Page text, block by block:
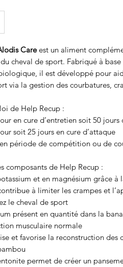
Careest un aliment
cheval de sport. Fabriqué à base
il est développé pour
via la gestion des courbatures,
de Help Recup :
en cure d’entretien soit 50 jours
soit 25 jours en cure d’attaque
période de compétition ou de
composants de Help Recup :
et en magnésium grâce à
à limiter les crampes et
le cheval de sport
présent en quantité dans la
musculaire normale
et favorise la reconstruction des
permet de créer un